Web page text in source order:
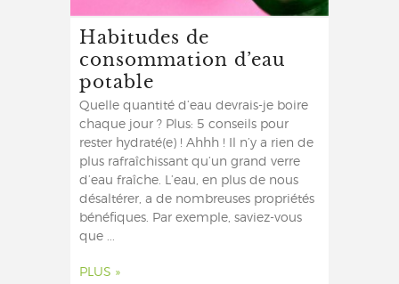
Habitudes de
consommation d’eau
potable
Quelle quantité d’eau devrais-je boire
chaque jour ? Plus: 5 conseils pour
rester hydraté(e) ! Ahhh ! Il n’y a rien de
plus rafraîchissant qu’un grand verre
d’eau fraîche. L’eau, en plus de nous
désaltérer, a de nombreuses propriétés
bénéfiques. Par exemple, saviez-vous
que ...
PLUS »